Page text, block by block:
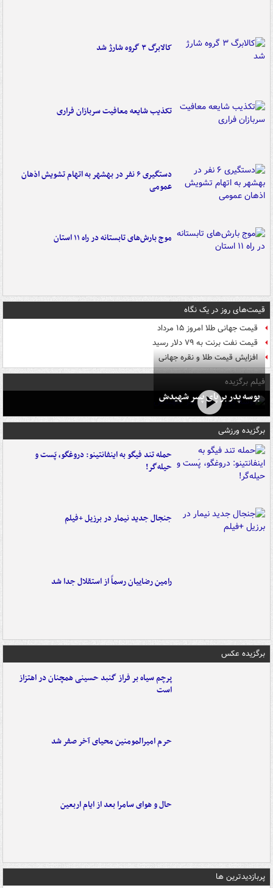
کالابرگ ۳ گروه شارژ شد
تکذیب شایعه معافیت سربازان فراری
دستگیری ۶ نفر در بهشهر به اتهام تشویش اذهان
عمومی
موج بارش‌های تابستانه در راه ۱۱ استان
قیمت‌های روز در یک نگاه
قیمت جهانی طلا امروز ۱۵ مرداد
قیمت نفت برنت به ۷۹ دلار رسید
افزایش قیمت طلا و نقره جهانی
فیلم برگزیده
بوسه‌ پدر بر پای پسر شهیدش
برگزیده ورزشی
حمله تند فیگو به اینفانتینو: دروغگو، پَست‌ و
حیله‌گر!
جنجال جدید نیمار در برزیل +فیلم
رامین رضاییان رسماً از استقلال جدا شد
برگزیده عکس
پرچم سیاه بر فراز گنبد حسینی همچنان در اهتزاز
است
حرم امیرالمومنین محیای آخر صفر شد
حال و هوای سامرا بعد از ایام اربعین
پربازدیدترین ها